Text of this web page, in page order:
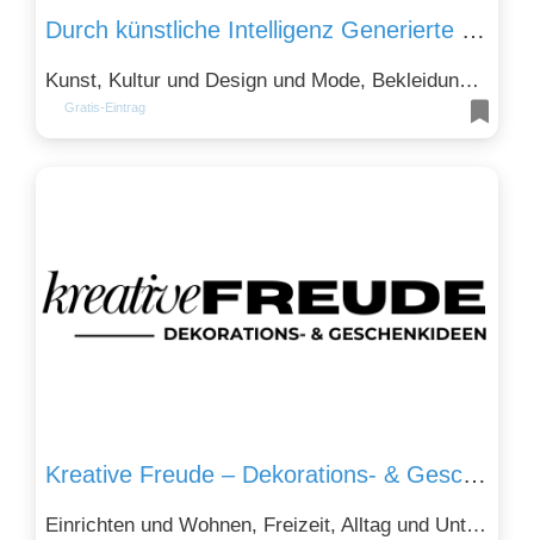
Durch künstliche Intelligenz Generierte Mode und Fashion Designs. Designstore.ai
Kunst, Kultur und Design und Mode, Bekleidung und Kosmetik
Gratis-Eintrag
Kreative Freude – Dekorations- & Geschenkideen
Einrichten und Wohnen, Freizeit, Alltag und Unterhaltung und Kunst, Kultur und Design